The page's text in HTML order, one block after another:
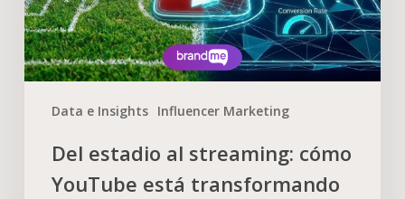
Data e Insights Influencer Marketing
Del estadio al streaming: cómo
YouTube está transformando